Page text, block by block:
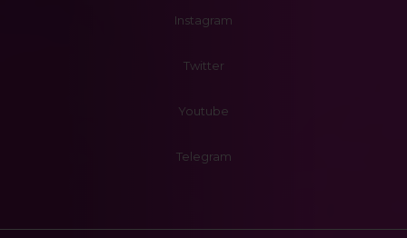
Instagram
Twitter
Youtube
Telegram